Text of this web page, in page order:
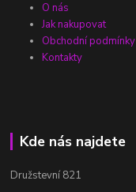
O nás
Jak nakupovat
Obchodní podmínky
Kontakty
Kde nás najdete
Družstevní 821